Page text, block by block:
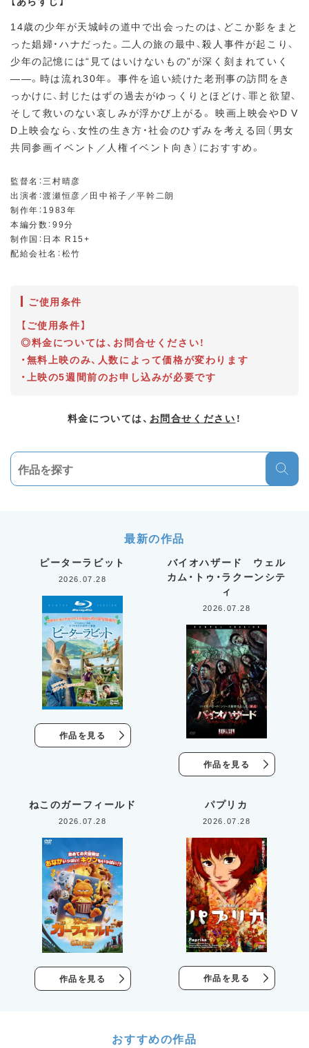
14歳の少年が天城峠の道中で出会ったのは、どこか影をまと
った娼婦・ハナだった。二人の旅の最中、殺人事件が起こり、
少年の記憶には“見てはいけないもの”が深く刻まれていく
――。時は流れ30年。 事件を追い続けた老刑事の訪問をき
っかけに、封じたはずの過去がゆっくりとほどけ、罪と欲望、
そして救いのない哀しみが浮かび上がる。 映画上映会やD V
D上映会なら、女性の生き方・社会のひずみを考える回（男女
共同参画イベント／人権イベント向き）におすすめ。
監督名：三村晴彦
出演者：渡瀬恒彦／田中裕子／平幹二朗
制作年：1983年
本編分数：99分
制作国：日本 R15+
配給会社名：松竹
ご使用条件
【ご使用条件】
◎料金については、お問合せください！
・無料上映のみ、人数によって価格が変わります
・上映の5週間前のお申し込みが必要です
料金については、 お問合せください ！
最新の作品
ピーターラビット
2026.07.28
作品を見る
バイオハザード ウェル
カム・トゥ・ラクーンシテ
ィ
2026.07.28
作品を見る
ねこのガーフィールド
2026.07.28
作品を見る
パプリカ
2026.07.28
作品を見る
おすすめの作品